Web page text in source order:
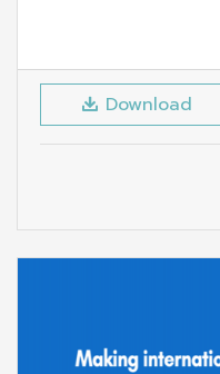
Download